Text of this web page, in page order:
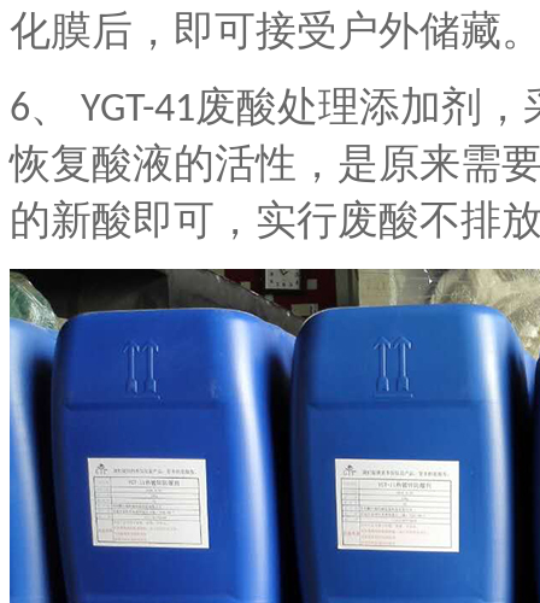
化膜后，即可接受户外储藏
6、
YGT-41废酸处理添加剂
恢复酸液的活性，是原来需
的新酸即可，实行废酸不排